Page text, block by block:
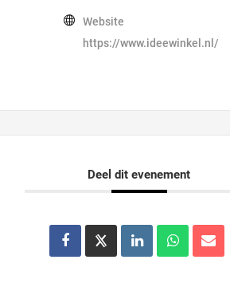
Website
https://www.ideewinkel.nl/
Deel dit evenement